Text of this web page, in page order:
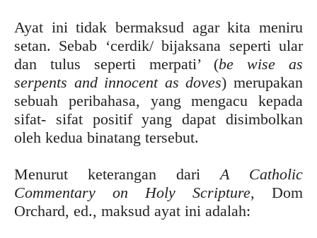
Ayat ini tidak bermaksud agar kita meniru
setan. Sebab ‘cerdik/ bijaksana seperti ular
dan tulus seperti merpati’ (be wise as
serpents and innocent as doves) merupakan
sebuah peribahasa, yang mengacu kepada
sifat- sifat positif yang dapat disimbolkan
oleh kedua binatang tersebut.
Menurut keterangan dariA Catholic
Commentary on Holy Scripture, Dom
Orchard, ed., maksud ayat ini adalah: